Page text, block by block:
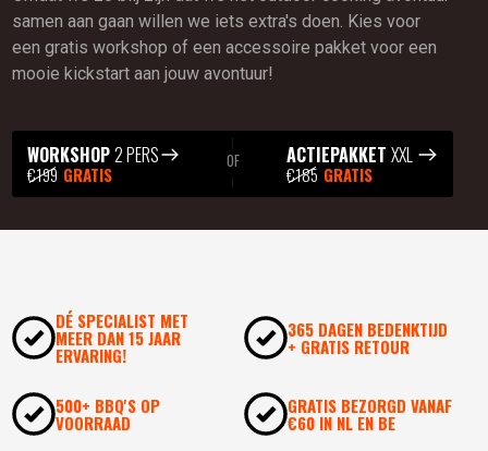
samen aan gaan willen we iets extra's doen. Kies voor
een gratis workshop of een accessoire pakket voor een
mooie kickstart aan jouw avontuur!
WORKSHOP2 PERS
€199 GRATIS
OF ACTIEPAKKETXXL
€185 GRATIS
DÉ SPECIALIST MET
MEER DAN 15 JAAR
ERVARING!
365 DAGEN BEDENKTIJD
+ GRATIS RETOUR
500+ BBQ'S OP
VOORRAAD
GRATIS BEZORGD VANAF
€60 IN NL EN BE